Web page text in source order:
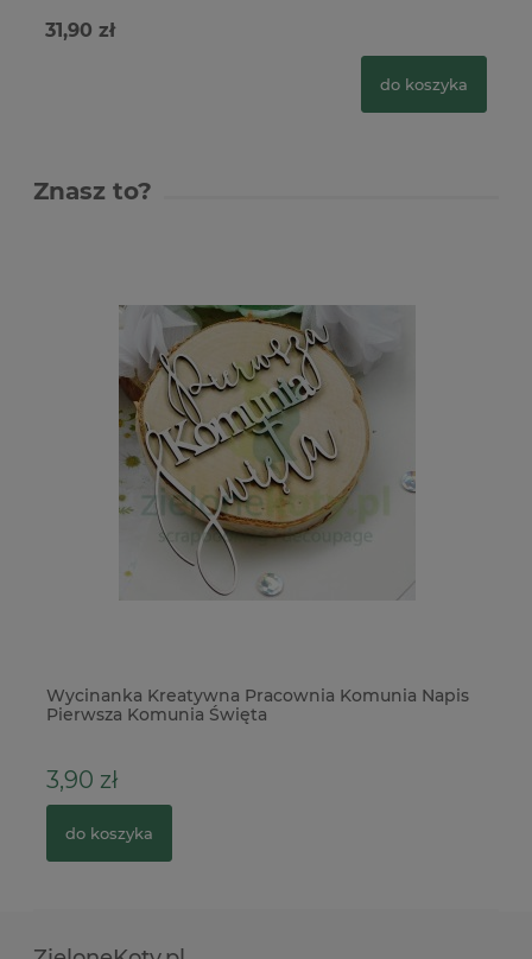
31,90 zł
do koszyka
Znasz to?
Wycinanka Kreatywna Pracownia Komunia Napis
Pierwsza Komunia Święta
3,90 zł
do koszyka